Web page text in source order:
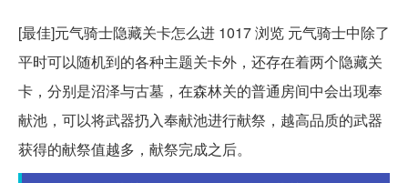
[最佳]元气骑士隐藏关卡怎么进 1017 浏览 元气骑士中除了
平时可以随机到的各种主题关卡外，还存在着两个隐藏关
卡，分别是沼泽与古墓，在森林关的普通房间中会出现奉
献池，可以将武器扔入奉献池进行献祭，越高品质的武器
获得的献祭值越多，献祭完成之后。